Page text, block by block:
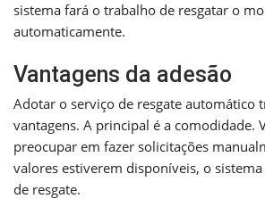
sistema fará o trabalho de resgatar o
automaticamente.
Vantagens da adesão
Adotar o serviço de resgate automático
vantagens. A principal é a comodidade.
preocupar em fazer solicitações
valores estiverem disponíveis, o
de resgate.